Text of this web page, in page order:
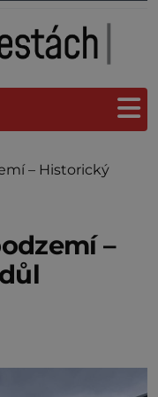
– Historický
–